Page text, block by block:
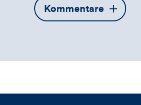
Öffnet
die
Kommentare